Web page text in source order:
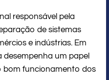
responsável pela
de sistemas
e indústrias. Em
desempenha um papel
funcionamento dos